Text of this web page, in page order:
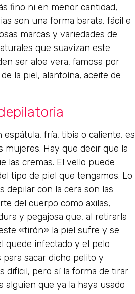
fino ni en menor cantidad,
son una forma barata, fácil e
marcas y variedades de
que suavizan este
ser aloe vera, famosa por
la piel, alantoína, aceite de
fría, tibia o caliente, es
mujeres. Hay que decir que la
las cremas. El vello puede
tipo de piel que tengamos. Lo
depilar con la cera son las
del cuerpo como axilas,
y pegajosa que, al retirarla
«tirón» la piel sufre y se
quede infectado y el pelo
para sacar dicho pelito y
difícil, pero sí la forma de tirar
alguien que ya la haya usado